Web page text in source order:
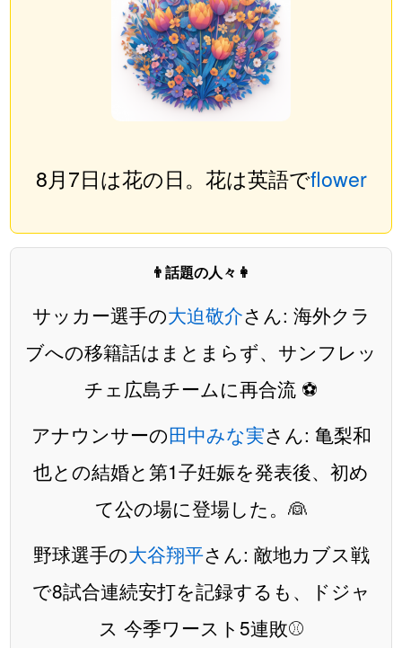
8月7日は花の日。花は英語でflower
👨話題の人々👩
サッカー選手の大迫敬介さん: 海外クラ
ブへの移籍話はまとまらず、サンフレッ
チェ広島チームに再合流 ⚽️
アナウンサーの田中みな実さん: 亀梨和
也との結婚と第1子妊娠を発表後、初め
て公の場に登場した。👰
野球選手の大谷翔平さん: 敵地カブス戦
で8試合連続安打を記録するも、ドジャ
ス 今季ワースト5連敗⚾️